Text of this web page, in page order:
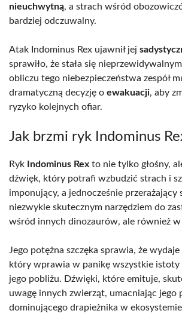
nieuchwytną, a strach wśród
bardziej odczuwalny.
Atak Indominus Rex ujawnił jej
sprawiło, że stała się
obliczu tego niebezpieczeństwa zespół
dramatyczną decyzję o ewakuacji, aby
ryzyko kolejnych ofiar.
Jak brzmi ryk Indominus
Ryk Indominus Rex to nie tylko głośny,
dźwięk, który potrafi wzbudzić strach i
imponujący, a jednocześnie przerażający
niezwykle skutecznym narzędziem do
wśród innych dinozaurów, ale również
Jego potężna szczęka sprawia, że
który wprawia w panikę wszystkie istoty
jego pobliżu. Dźwięki, które emituje,
uwagę innych zwierząt, umacniając jego
dominującego drapieżnika w